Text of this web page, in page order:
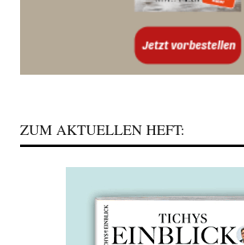
ZUM AKTUELLEN HEFT: